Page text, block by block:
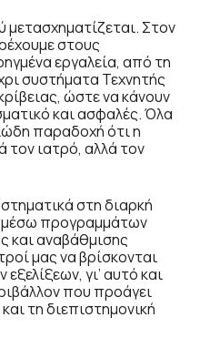
μετασχηματίζεται. Στον
στους
εργαλεία, από τη
συστήματα Τεχνητής
ώστε να κάνουν
και ασφαλές. Όλα
παραδοχή ότι η
τον ιατρό, αλλά τον
στη διαρκή
μέσω προγραμμάτων
και αναβάθμισης
μας να βρίσκονται
γι’ αυτό και
που προάγει
τη διεπιστημονική